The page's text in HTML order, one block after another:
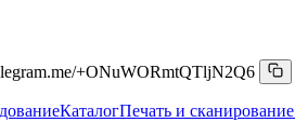
+ONuWORmtQTljN2Q6
КаталогПечать и сканирование